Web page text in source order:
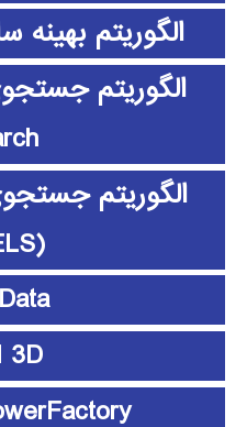
الگوریتم بهینه
الگوریتم
(GELS)
3D